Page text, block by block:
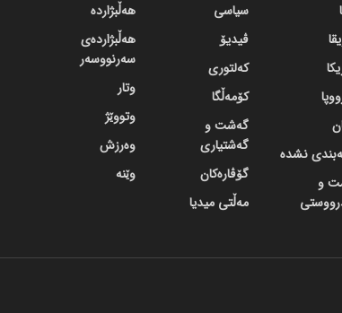
نشده
و
سیاسی
ڤیدیۆ
کەلتوری
کۆمەڵگا
گه‌شت و
گه‌شتیاری
گۆڤاره‌کان
مەڵتی میدیا
هەڵبژاردە
هەڵبژاردەی
سەرنووسەر
وتار
وتووێژ
وەرزش
وێنە